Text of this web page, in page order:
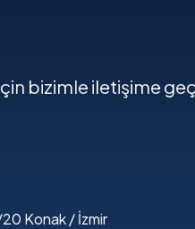
bizimle iletişime
20 Konak / İzmir